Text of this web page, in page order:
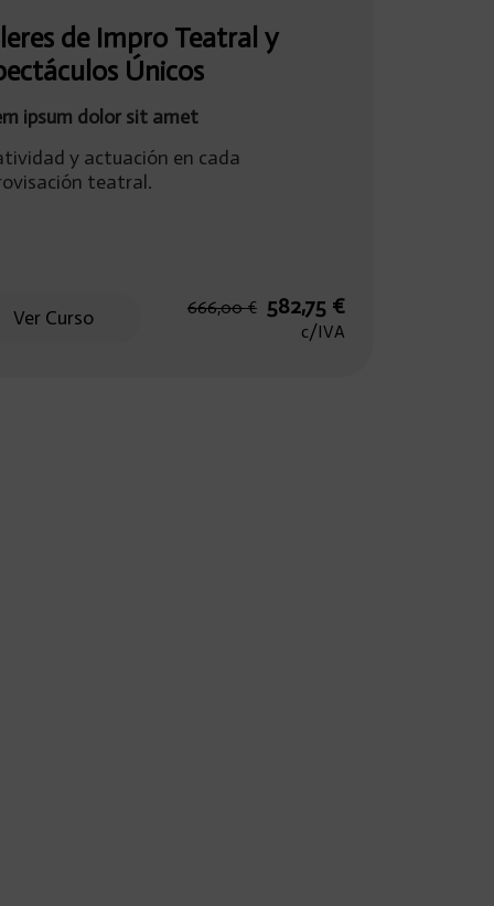
de Impro Teatral y
Únicos
ipsum dolor sit amet
y actuación en cada
teatral.
Ver Curso 666,00€ El
precio
582,75 €El
c/IVA